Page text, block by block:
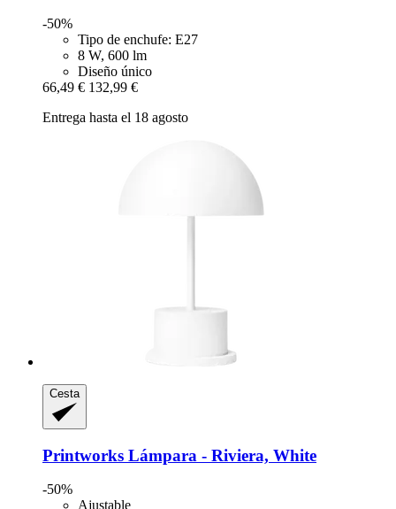
-50%
Tipo de enchufe: E27
8 W, 600 lm
Diseño único
66,49 € 132,99 €
Entrega hasta el 18 agosto
Cesta
Printworks Lámpara -​ Riviera, White
-50%
Ajustable